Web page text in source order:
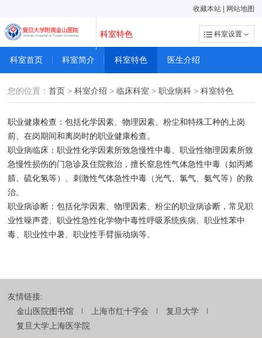
收藏本站 网站地图
科室特色 科室设置
科室首页 科室简介 科室特色 医生介绍
您的位置：首页 >科室介绍 >临床科室 >职业病科 >科室特色
职业健康检查：包括化学因素、物理因素、粉尘和特殊工种的上岗
前、在岗期间和离岗时的职业健康检查。
职业病临床：职业性化学因素所致急慢性中毒、职业性物理因素所致
急慢性损伤的门急诊及住院救治，擅长窒息性气体急性中毒（如丙烯
腈、硫化氢等）、刺激性气体急性中毒（光气、氯气、氨气等）的救
治。
职业病诊断：包括化学因素、物理因素、粉尘的职业病诊断，常见职
业性噪声聋、职业性急性化学物中毒性呼吸系统疾病、职业性苯中
毒、职业性中暑、职业性手臂振动病等。
友情链接:
金山医院图书馆
上海市红十字会
复旦大学
复旦大学上海医学院